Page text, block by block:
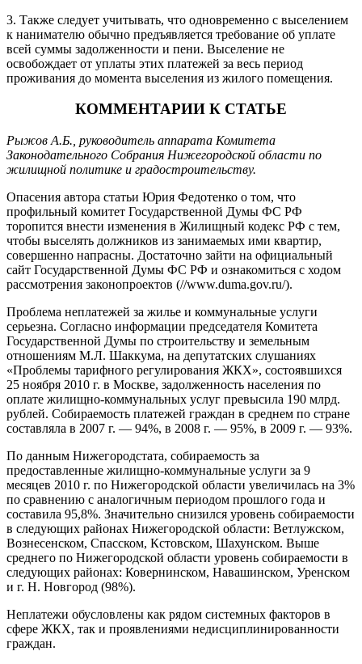
3. Также следует учитывать, что одновременно с выселением
к нанимателю обычно предъявляется требование об уплате
всей суммы задолженности и пени. Выселение не
освобождает от уплаты этих платежей за весь период
проживания до момента выселения из жилого помещения.
КОММЕНТАРИИ К СТАТЬЕ
Рыжов А.Б., руководитель аппарата Комитета
Законодательного Собрания Нижегородской области по
жилищной политике и градостроительству.
Опасения автора статьи Юрия Федотенко о том, что
профильный комитет Государственной Думы ФС РФ
торопится внести изменения в Жилищный кодекс РФ с тем,
чтобы выселять должников из занимаемых ими квартир,
совершенно напрасны. Достаточно зайти на официальный
сайт Государственной Думы ФС РФ и ознакомиться с ходом
рассмотрения законопроектов (//www.duma.gov.ru/).
Проблема неплатежей за жилье и коммунальные услуги
серьезна. Согласно информации председателя Комитета
Государственной Думы по строительству и земельным
отношениям М.Л. Шаккума, на депутатских слушаниях
«Проблемы тарифного регулирования ЖКХ», состоявшихся
25 ноября 2010 г. в Москве, задолженность населения по
оплате жилищно-коммунальных услуг превысила 190 млрд.
рублей. Собираемость платежей граждан в среднем по стране
составляла в 2007 г. — 94%, в 2008 г. — 95%, в 2009 г. — 93%.
По данным Нижегородстата, собираемость за
предоставленные жилищно-коммунальные услуги за 9
месяцев 2010 г. по Нижегородской области увеличилась на 3%
по сравнению с аналогичным периодом прошлого года и
составила 95,8%. Значительно снизился уровень собираемости
в следующих районах Нижегородской области: Ветлужском,
Вознесенском, Спасском, Кстовском, Шахунском. Выше
среднего по Нижегородской области уровень собираемости в
следующих районах: Ковернинском, Навашинском, Уренском
и г. Н. Новгород (98%).
Неплатежи обусловлены как рядом системных факторов в
сфере ЖКХ, так и проявлениями недисциплинированности
граждан.